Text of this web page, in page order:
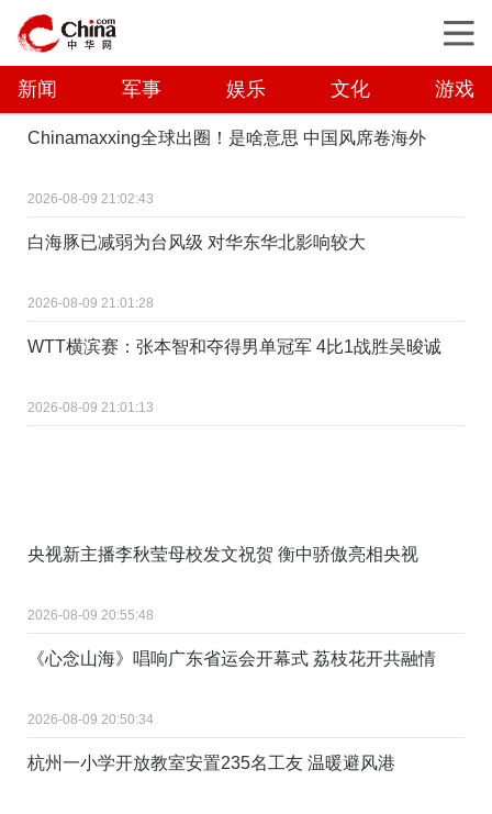
新闻 军事 娱乐 文化 游戏
Chinamaxxing全球出圈！是啥意思 中国风席卷海外
2026-08-09 21:02:43
白海豚已减弱为台风级 对华东华北影响较大
2026-08-09 21:01:28
WTT横滨赛：张本智和夺得男单冠军 4比1战胜吴晙诚
2026-08-09 21:01:13
央视新主播李秋莹母校发文祝贺 衡中骄傲亮相央视
2026-08-09 20:55:48
《心念山海》唱响广东省运会开幕式 荔枝花开共融情
2026-08-09 20:50:34
杭州一小学开放教室安置235名工友 温暖避风港